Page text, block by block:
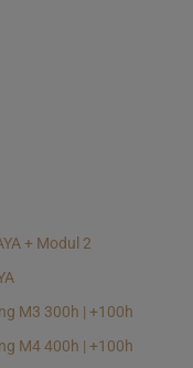
+ Modul 2
M3 300h | +100h
M4 400h | +100h